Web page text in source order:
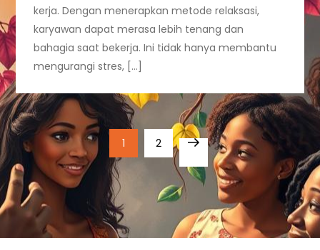
kerja. Dengan menerapkan metode relaksasi,
karyawan dapat merasa lebih tenang dan
bahagia saat bekerja. Ini tidak hanya membantu
mengurangi stres, […]
P
o
s
Page
1 Page
2
Next
page